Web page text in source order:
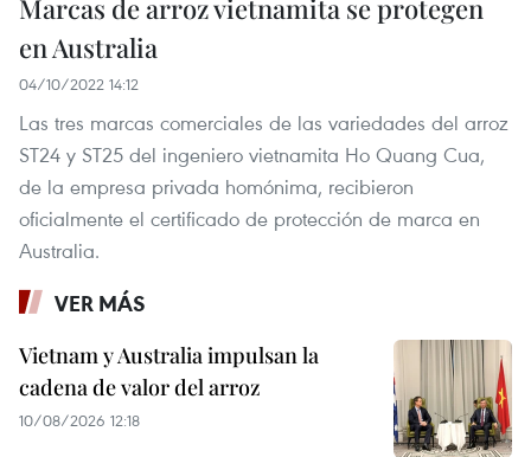
Marcas de arroz vietnamita se protegen
en Australia
04/10/2022 14:12
Las tres marcas comerciales de las variedades del arroz
ST24 y ST25 del ingeniero vietnamita Ho Quang Cua,
de la empresa privada homónima, recibieron
oficialmente el certificado de protección de marca en
Australia.
VER MÁS
Vietnam y Australia impulsan la
cadena de valor del arroz
10/08/2026 12:18